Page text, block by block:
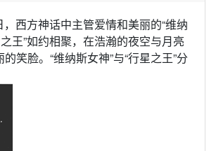
西方神话中主管爱情和美丽的“维纳
王”如约相聚，在浩瀚的夜空与月亮
笑脸。“维纳斯女神”与“行星之王”分